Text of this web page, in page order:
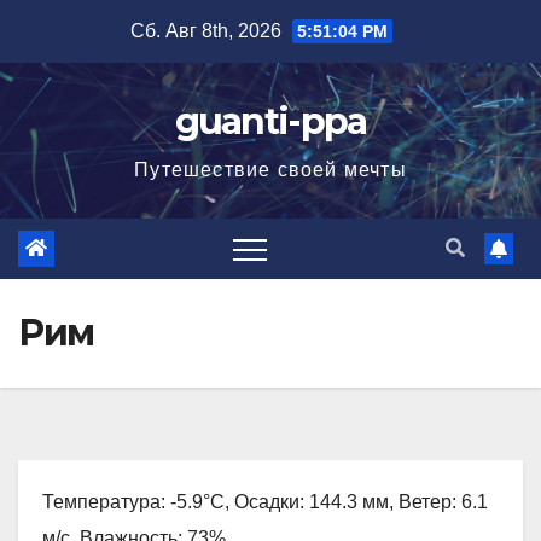
содержимому
Сб. Авг 8th, 2026 5:51:05 PM
guanti-ppa
Путешествие своей мечты
Рим
Температура: -5.9°C, Осадки: 144.3 мм, Ветер: 6.1